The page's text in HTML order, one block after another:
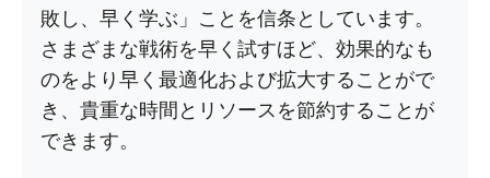
敗し、早く学ぶ」ことを信条としています。
さまざまな戦術を早く試すほど、効果的なも
のをより早く最適化および拡大することがで
き、貴重な時間とリソースを節約することが
できます。